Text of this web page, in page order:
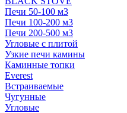
Печи 50-100 м3
Печи 100-200 м3
Печи 200-500 м3
Угловые с плитой
Узкие печи камины
Каминные топки
Everest
Встраиваемые
Чугунные
Угловые